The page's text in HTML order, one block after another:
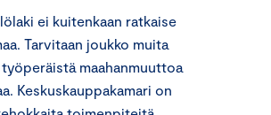
ei kuitenkaan ratkaise
Tarvitaan joukko muita
maahanmuuttoa
Keskuskauppakamari on